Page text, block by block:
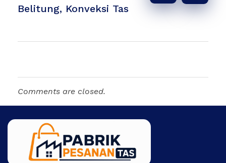
Belitung, Konveksi Tas
Comments are closed.